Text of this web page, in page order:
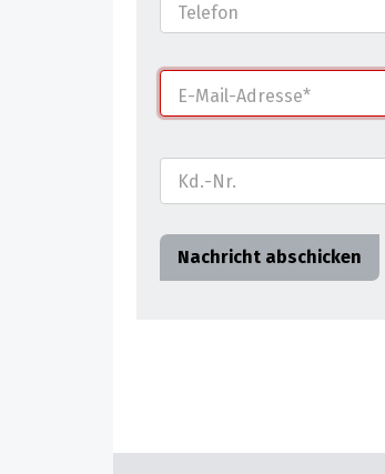
Telefon
E-Mail-Adresse
Kd.-Nr.
Das Formular kann